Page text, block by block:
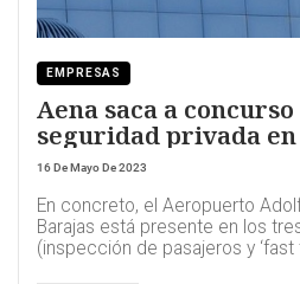
EMPRESAS
Aena saca a
seguridad privada en
aeropuertos
16 De Mayo De 2023
En concreto, el Aeropuerto
Barajas está presente en los
(inspección de pasajeros y ‘fast